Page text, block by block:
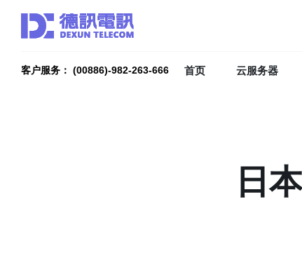
客户服务： (00886)-982-263-666 首页 云服务器
日